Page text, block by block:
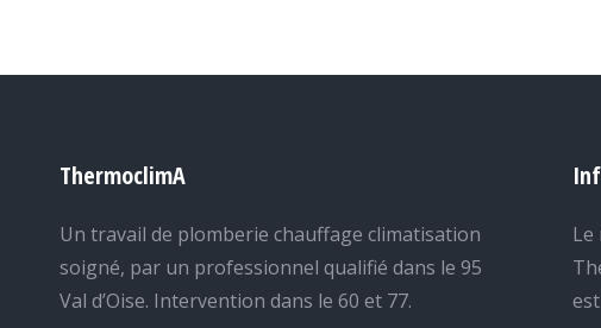
ThermoclimA
Un travail de plomberie chauffage climatisation
soigné, par un professionnel qualifié dans le 95
Val d’Oise. Intervention dans le 60 et 77.
Le